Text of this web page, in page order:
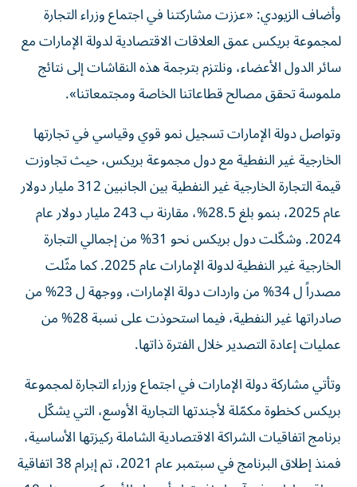
وأضاف الزيودي: «عززت مشاركتنا في اجتماع وزراء التجارة
لمجموعة بريكس عمق العلاقات الاقتصادية لدولة الإمارات مع
سائر الدول الأعضاء، ونلتزم بترجمة هذه النقاشات إلى نتائج
ملموسة تحقق مصالح قطاعاتنا الخاصة ومجتمعاتنا».
وتواصل دولة الإمارات تسجيل نمو قوي وقياسي في تجارتها
الخارجية غير النفطية مع دول مجموعة بريكس، حيث تجاوزت
قيمة التجارة الخارجية غير النفطية بين الجانبين 312 مليار دولار
عام 2025، بنمو بلغ 28.5%، مقارنة ب 243 مليار دولار عام
2024. وشكّلت دول بريكس نحو 31% من إجمالي التجارة
الخارجية غير النفطية لدولة الإمارات عام 2025. كما مثّلت
مصدراً ل 34% من واردات دولة الإمارات، ووجهة ل 23% من
صادراتها غير النفطية، فيما استحوذت على نسبة 28% من
عمليات إعادة التصدير خلال الفترة ذاتها.
وتأتي مشاركة دولة الإمارات في اجتماع وزراء التجارة لمجموعة
بريكس كخطوة مكمّلة لأجندتها التجارية الأوسع، التي يشكّل
برنامج اتفاقيات الشراكة الاقتصادية الشاملة ركيزتها الأساسية،
فمنذ إطلاق البرنامج في سبتمبر عام 2021، تم إبرام 38 اتفاقية